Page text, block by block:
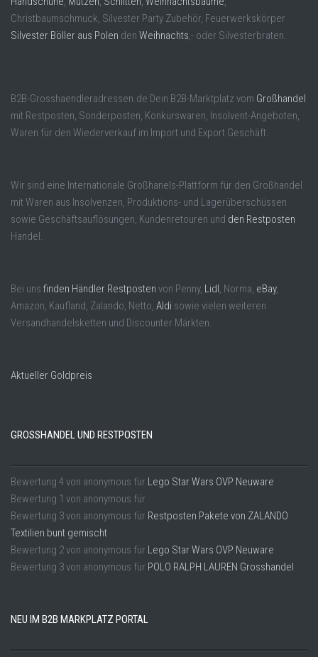
Christbaumschmuck, Silvester Party Zubehör, Feuerwerkskörper
Silvester Böller aus Polen den Weihnachts,- oder Silvesterbraten.
B2B-Grosshaendleradressen.de Dein B2B-Marktplatz vom Großhandel
mit Restposten, Sonderposten, Konkurswaren, Insolvent-Angeboten,
Waren für den Wiederverkauf im Import und Export Geschäft.
Wir sind eine Internationale Großhanels-Plattform für den Großhandel
mit Waren aus Insolvenzen, Produktions- und Lagerüberschüssen
sowie Geschäftsauflösungen, Kundenretouren und den Restposten
Handel.
Bei uns finden Händler Restposten von Penny, Lidl , Norma, eBay,
Amazon, Kaufland, Zalando, Netto, Aldi sowie vielen weiteren
Versandhandelsketten und Discounter Märkten.
Aktueller Goldpreis
GROSSHANDEL UND RESTPOSTEN
Bewertung 4 von anonymous für Lego Star Wars OVP Neuware
Bewertung 1 von anonymous für
Bewertung 3von anonymous für Restposten Pakete von ZALANDO
Textilien bunt gemischt
Bewertung 2von anonymous für Lego Star Wars OVP Neuware
Bewertung 3von anonymous für POLO RALPH LAUREN Grosshandel
NEU IM B2B MARKPLATZ PORTAL